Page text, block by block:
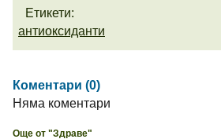
Етикети:
антиоксиданти
Коментари (0)
Няма коментари
Още от "Здраве"